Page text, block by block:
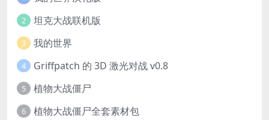
2 坦克大战联机版
3 我的世界
4 Griffpatch 的 3D 激光对战 v0.8
5 植物大战僵尸
6 植物大战僵尸全套素材包